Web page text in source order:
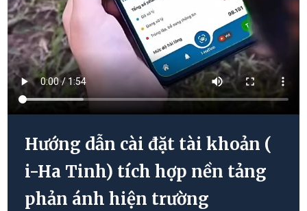
Hướng dẫn cài đặt tài khoản (
i-Ha Tinh) tích hợp nền tảng
phản ánh hiện trường